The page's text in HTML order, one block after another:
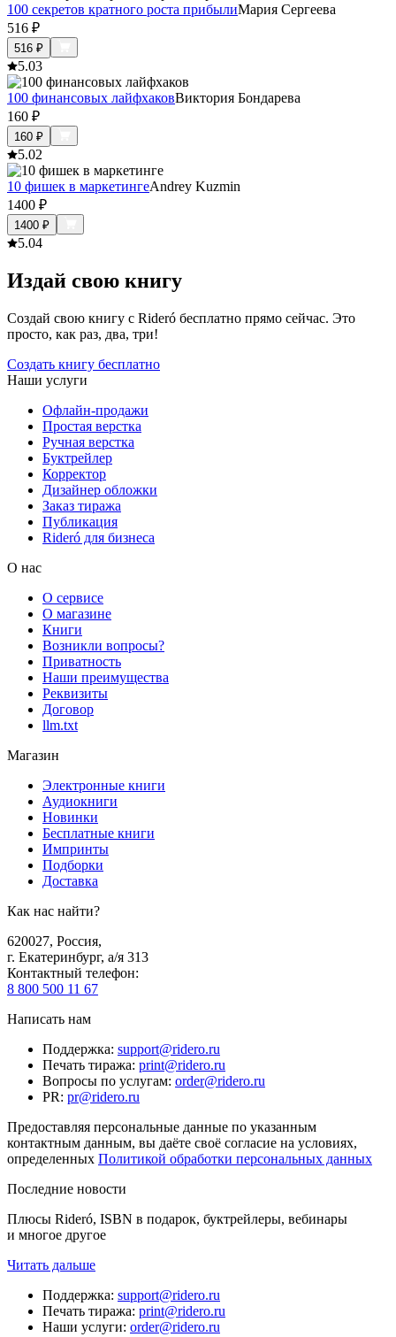
100 секретов кратного роста прибылиМария Сергеева
516 ₽
516 ₽
5.03
100 финансовых лайфхаковВиктория Бондарева
160 ₽
160 ₽
5.02
10 фишек в маркетингеAndrey Kuzmin
1400 ₽
1400 ₽
5.04
Издай свою книгу
Создай свою книгу с Rideró бесплатно прямо сейчас. Это
просто, как раз, два, три!
Создать книгу бесплатно
Наши услуги
Офлайн-продажи
Простая верстка
Ручная верстка
Буктрейлер
Корректор
Дизайнер обложки
Заказ тиража
Публикация
Rideró для бизнеса
О нас
О сервисе
О магазине
Книги
Возникли вопросы?
Приватность
Наши преимущества
Реквизиты
Договор
llm.txt
Магазин
Электронные книги
Аудиокниги
Новинки
Бесплатные книги
Импринты
Подборки
Доставка
Как нас найти?
620027, Россия,
г. Екатеринбург, а/я 313
Контактный телефон:
8 800 500 11 67
Написать нам
Поддержка: support@ridero.ru
Печать тиража: print@ridero.ru
Вопросы по услугам: order@ridero.ru
PR: pr@ridero.ru
Предоставляя персональные данные по указанным
контактным данным, вы даёте своё согласие на условиях,
определенных Политикой обработки персональных данных
Последние новости
Плюсы Rideró, ISBN в подарок, буктрейлеры, вебинары
и многое другое
Читать дальше
Поддержка: support@ridero.ru
Печать тиража: print@ridero.ru
Наши услуги: order@ridero.ru